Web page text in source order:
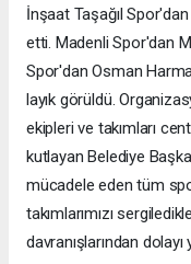
İnşaat Taşağıl Spor'dan
etti. Madenli Spor'dan
Spor'dan Osman
layık görüldü.
ekipleri ve takımları
kutlayan Belediye
mücadele eden tüm
takımlarımızı
davranışlarından